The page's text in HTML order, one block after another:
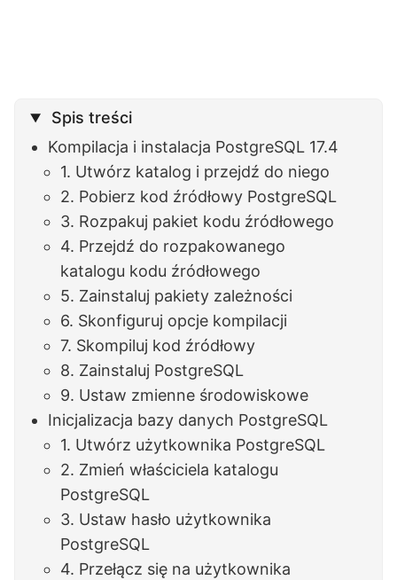
Spis treści
Kompilacja i instalacja PostgreSQL 17.4
1. Utwórz katalog i przejdź do niego
2. Pobierz kod źródłowy PostgreSQL
3. Rozpakuj pakiet kodu źródłowego
4. Przejdź do rozpakowanego
katalogu kodu źródłowego
5. Zainstaluj pakiety zależności
6. Skonfiguruj opcje kompilacji
7. Skompiluj kod źródłowy
8. Zainstaluj PostgreSQL
9. Ustaw zmienne środowiskowe
Inicjalizacja bazy danych PostgreSQL
1. Utwórz użytkownika PostgreSQL
2. Zmień właściciela katalogu
PostgreSQL
3. Ustaw hasło użytkownika
PostgreSQL
4. Przełącz się na użytkownika